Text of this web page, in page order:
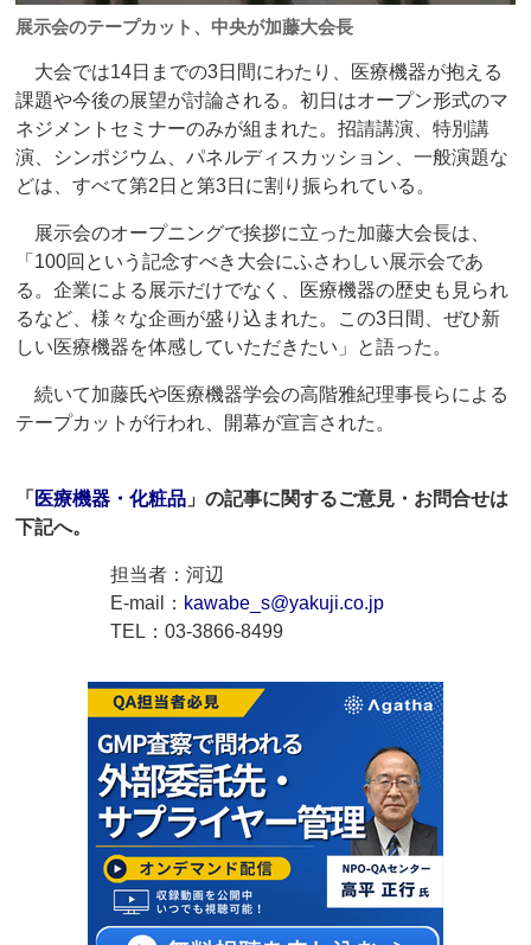
展示会のテープカット、中央が加藤大会長
大会では14日までの3日間にわたり、医療機器が抱える
課題や今後の展望が討論される。初日はオープン形式のマ
ネジメントセミナーのみが組まれた。招請講演、特別講
演、シンポジウム、パネルディスカッション、一般演題な
どは、すべて第2日と第3日に割り振られている。
展示会のオープニングで挨拶に立った加藤大会長は、
「100回という記念すべき大会にふさわしい展示会であ
る。企業による展示だけでなく、医療機器の歴史も見られ
るなど、様々な企画が盛り込まれた。この3日間、ぜひ新
しい医療機器を体感していただきたい」と語った。
続いて加藤氏や医療機器学会の高階雅紀理事長らによる
テープカットが行われ、開幕が宣言された。
「 医療機器・化粧品 」の記事に関するご意見・お問合せは
下記へ。
担当者：河辺
E-mail： kawabe_s@yakuji.co.jp
TEL：03-3866-8499